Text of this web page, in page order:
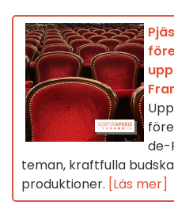
de-
teman, kraftfulla
produktioner. [Läs mer]